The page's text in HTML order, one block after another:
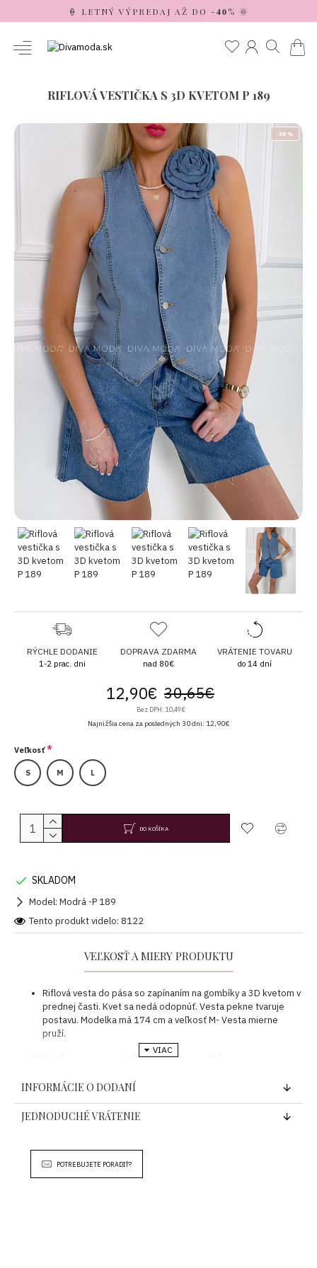
🍦 LETNÝ VÝPREDAJ AŽ DO -𝟒𝟎% 🌞
RIFLOVÁ VESTIČKA S 3D KVETOM P 189
-58 %
RÝCHLE DODANIE
1-2 prac. dni
DOPRAVA ZDARMA
nad 80€
VRÁTENIE TOVARU
do 14 dní
VEĽKOSŤ A MIERY PRODUKTU
Riflová vesta do pása so zapínaním na gombíky a 3D kvetom v
prednej časti. Kvet sa nedá odopnúť. Vesta pekne tvaruje
postavu. Modelka má 174 cm a veľkosť M- Vesta mierne
pruží.
DĹŽKA
S 50 cm
Pokyny k rozmerom:
INFORMÁCIE O DODANÍ
JEDNODUCHÉ VRÁTENIE
POTREBUJETE PORADIŤ?
SKLADOM
Model: Modrá -P 189
Tento produkt videlo: 8122
30,65€
12,90€
Bez DPH: 10,49€
Najnižšia cena za posledných 30 dni: 12,90€
Veľkosť
S M L
DO KOŠÍKA